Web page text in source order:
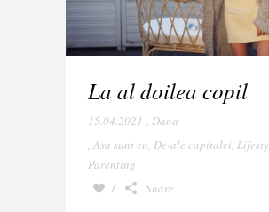
La al doilea copil
15.04.2021 , Dana
, Asa sunt eu, De-ale capitalei,
Parenting
1
Share